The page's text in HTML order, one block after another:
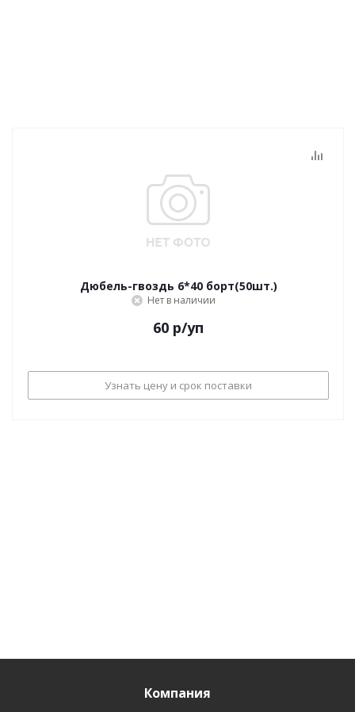
Дюбель-гвоздь 6*40 борт(50шт.)
Нет в наличии
60 р/уп
Узнать цену и срок поставки
Компания